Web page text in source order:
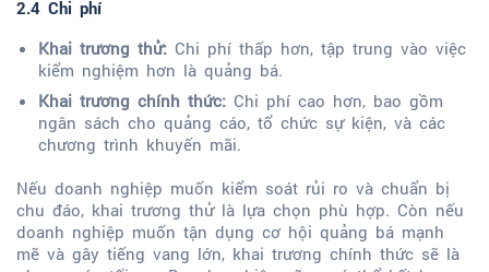
2.4 Chi phí
Khai trương thử: Chi phí thấp hơn, tập trung vào việc
kiểm nghiệm hơn là quảng bá.
Khai trương chính thức: Chi phí cao hơn, bao gồm
ngân sách cho quảng cáo, tổ chức sự kiện, và các
chương trình khuyến mãi.
Nếu doanh nghiệp muốn kiểm soát rủi ro và chuẩn bị
chu đáo, khai trương thử là lựa chọn phù hợp. Còn nếu
doanh nghiệp muốn tận dụng cơ hội quảng bá mạnh
mẽ và gây tiếng vang lớn, khai trương chính thức sẽ là